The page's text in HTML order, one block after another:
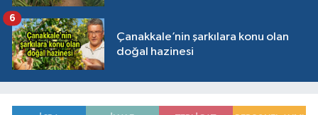
Çanakkale’nin şarkılara konu olan
doğal hazinesi
6